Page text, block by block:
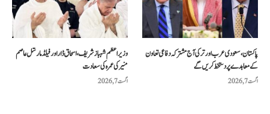
وزیراعظم شہباز شریف، اسحاق ڈار اور فیلڈ مارشل عاصم
منیر کی عمرہ کی سعادت
اگست 7, 2026
پاکستان، سعودی عرب اور ترکی آج مشترکہ دفاعی تعاون
کے معاہدے پر دستخط کریں گے
اگست 7, 2026